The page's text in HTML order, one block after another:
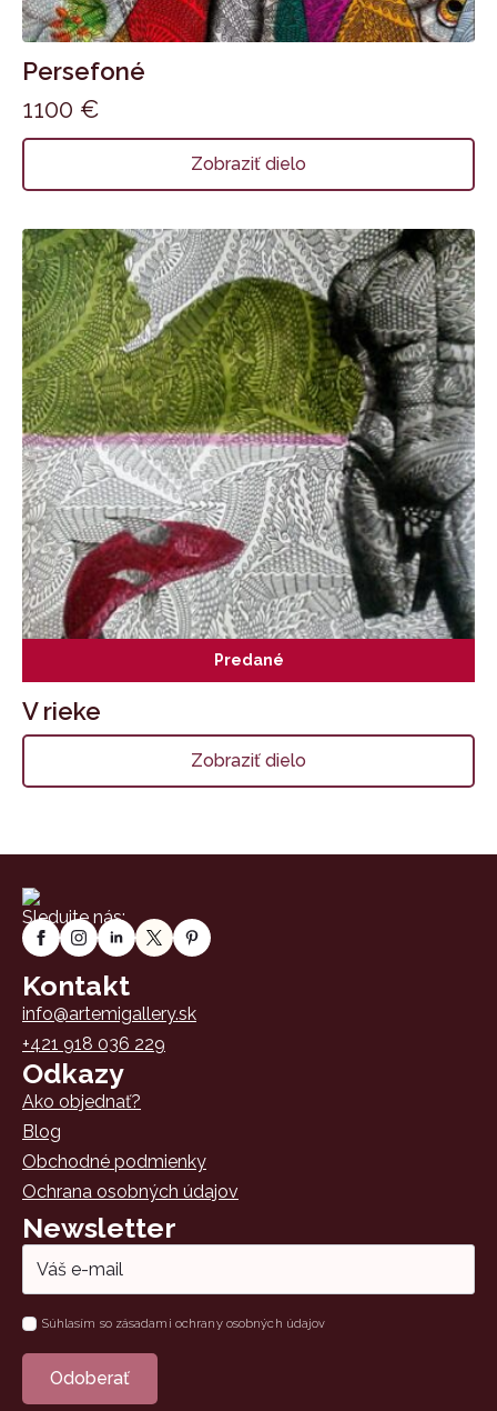
Persefoné
1100 €
Zobraziť dielo
Predané
V rieke
Zobraziť dielo
Sledujte nás:
Kontakt
info@artemigallery.sk
+421 918 036 229
Odkazy
Ako objednať?
Blog
Obchodné podmienky
Ochrana osobných údajov
Newsletter
Email
SúhlasSúhlasím so zásadami ochrany osobných údajov
Odoberať